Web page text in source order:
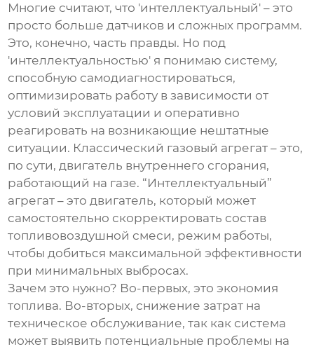
Многие считают, что 'интеллектуальный' – это
просто больше датчиков и сложных программ.
Это, конечно, часть правды. Но под
'интеллектуальностью' я понимаю систему,
способную самодиагностироваться,
оптимизировать работу в зависимости от
условий эксплуатации и оперативно
реагировать на возникающие нештатные
ситуации. Классический газовый агрегат – это,
по сути, двигатель внутреннего сгорания,
работающий на газе. “Интеллектуальный”
агрегат – это двигатель, который может
самостоятельно скорректировать состав
топливовоздушной смеси, режим работы,
чтобы добиться максимальной эффективности
при минимальных выбросах.
Зачем это нужно? Во-первых, это экономия
топлива. Во-вторых, снижение затрат на
техническое обслуживание, так как система
может выявить потенциальные проблемы на